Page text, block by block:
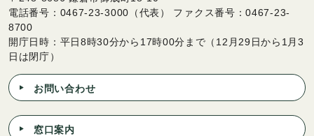
電話番号：0467-23-3000（代表） ファクス番号：0467-23-
8700
開庁日時：平日8時30分から17時00分まで（12月29日から1月3
日は閉庁）
お問い合わせ
窓口案内